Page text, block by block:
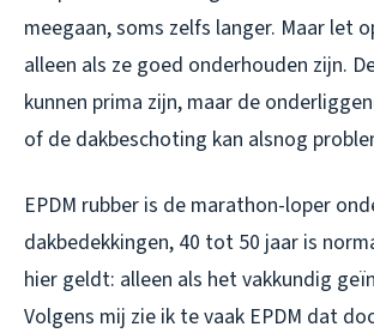
meegaan, soms zelfs langer. Maar let
alleen als ze goed onderhouden zijn.
kunnen prima zijn, maar de
of de dakbeschoting kan alsnog
EPDM rubber is de marathon-loper
dakbedekkingen, 40 tot 50 jaar is
hier geldt: alleen als het vakkundig
Volgens mij zie ik te vaak EPDM dat